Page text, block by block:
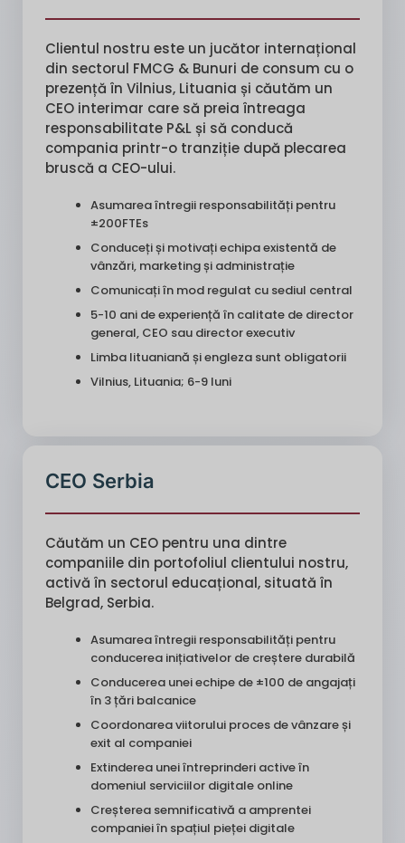
Clientul nostru este un jucător internațional
din sectorul FMCG & Bunuri de consum cu o
prezență în Vilnius, Lituania și căutăm un
CEO interimar care să preia întreaga
responsabilitate P&L și să conducă
compania printr-o tranziție după plecarea
bruscă a CEO-ului.
Asumarea întregii responsabilități pentru
±200FTEs
Conduceți și motivați echipa existentă de
vânzări, marketing și administrație
Comunicați în mod regulat cu sediul central
5-10 ani de experiență în calitate de director
general, CEO sau director executiv
Limba lituaniană și engleza sunt obligatorii
Vilnius, Lituania; 6-9 luni
CEO Serbia
Căutăm un CEO pentru una dintre
companiile din portofoliul clientului nostru,
activă în sectorul educațional, situată în
Belgrad, Serbia.
Asumarea întregii responsabilități pentru
conducerea inițiativelor de creștere durabilă
Conducerea unei echipe de ±100 de angajați
în 3 țări balcanice
Coordonarea viitorului proces de vânzare și
exit al companiei
Extinderea unei întreprinderi active în
domeniul serviciilor digitale online
Creșterea semnificativă a amprentei
companiei în spațiul pieței digitale